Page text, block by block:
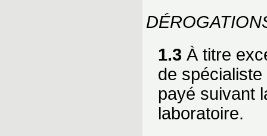
1.3 À titre
de
payé suivant
laboratoire.